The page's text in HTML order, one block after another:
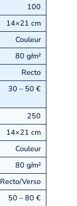
100
14×21 cm
Couleur
80 g/m²
Recto
30 – 50 €
250
14×21 cm
Couleur
80 g/m²
Recto/Verso
50 – 80 €